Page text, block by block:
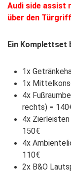
Audi side assist
über den
Ein Komplettset
1x
1x
4x
rechts) =
4x Zierleisten
150€
4x
110€
2x B&O